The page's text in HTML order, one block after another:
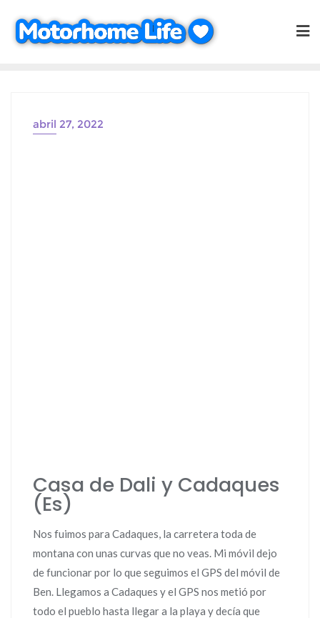
contenido
abril 27, 2022
Casa de Dali y Cadaques
(Es)
Nos fuimos para Cadaques, la carretera toda de
montana con unas curvas que no veas. Mi móvil dejo
de funcionar por lo que seguimos el GPS del móvil de
Ben. Llegamos a Cadaques y el GPS nos metió por
todo el pueblo hasta llegar a la playa y decía que